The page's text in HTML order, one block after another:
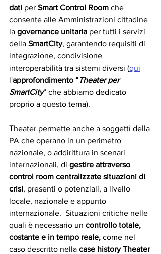
dati per Smart Control Room che
consente alle Amministrazioni cittadine
la governance unitaria per tutti i servizi
della SmartCity, garantendo requisiti di
integrazione, condivisione
interoperabilità tra sistemi diversi (qui
l'approfondimento “Theater per
SmartCity” che abbiamo dedicato
proprio a questo tema).
Theater permette anche a soggetti della
PA che operano in un perimetro
nazionale, o addirittura in scenari
internazionali, di gestire attraverso
control room centralizzate situazioni di
crisi, presenti o potenziali, a livello
locale, nazionale e appunto
internazionale.  Situazioni critiche nelle
quali è necessario un controllo totale,
costante e in tempo reale, come nel
caso descritto nella case history Theater